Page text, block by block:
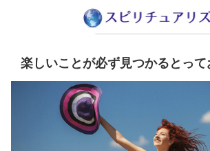
楽しいことが必ず見つかるとっ